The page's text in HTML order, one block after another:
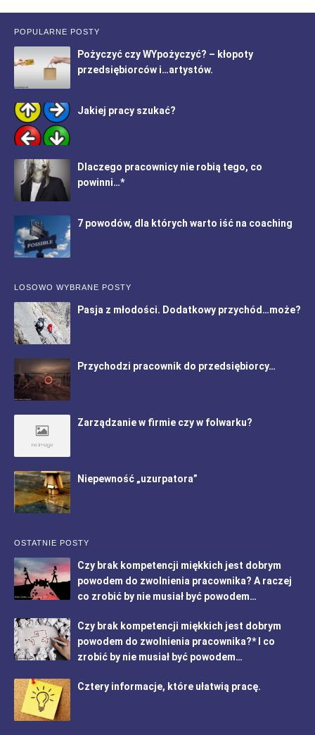
POPULARNE POSTY
Pożyczyć czy WYpożyczyć? – kłopoty
przedsiębiorców i…artystów.
Jakiej pracy szukać?
Dlaczego pracownicy nie robią tego, co
powinni…*
7 powodów, dla których warto iść na coaching
LOSOWO WYBRANE POSTY
Pasja z młodości. Dodatkowy przychód…może?
Przychodzi pracownik do przedsiębiorcy…
Zarządzanie w firmie czy w folwarku?
Niepewność „uzurpatora”
OSTATNIE POSTY
Czy brak kompetencji miękkich jest dobrym
powodem do zwolnienia pracownika? A raczej
co zrobić by nie musiał być powodem…
Czy brak kompetencji miękkich jest dobrym
powodem do zwolnienia pracownika?* I co
zrobić by nie musiał być powodem…
Cztery informacje, które ułatwią pracę.